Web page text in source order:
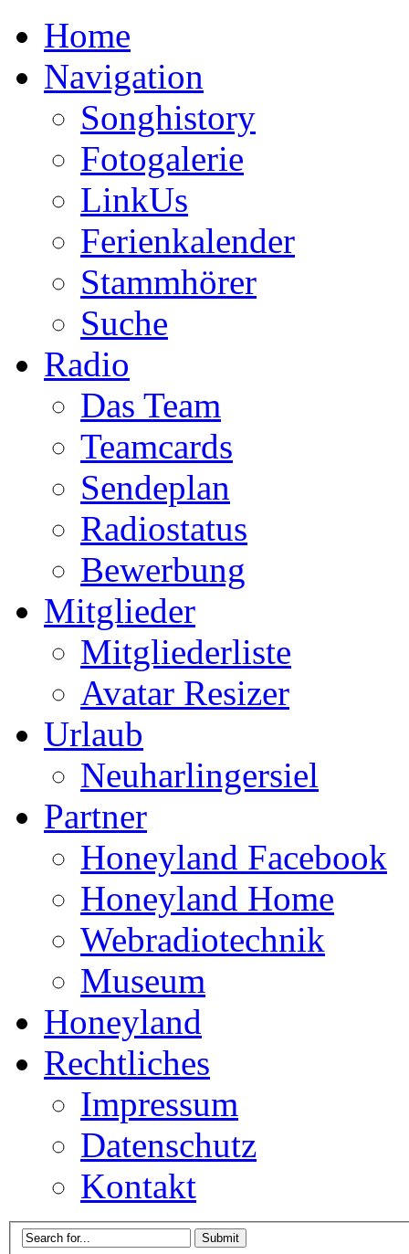
Home
Navigation
Songhistory
Fotogalerie
LinkUs
Ferienkalender
Stammhörer
Suche
Radio
Das Team
Teamcards
Sendeplan
Radiostatus
Bewerbung
Mitglieder
Mitgliederliste
Avatar Resizer
Urlaub
Neuharlingersiel
Partner
Honeyland Facebook
Honeyland Home
Webradiotechnik
Museum
Honeyland
Rechtliches
Impressum
Datenschutz
Kontakt